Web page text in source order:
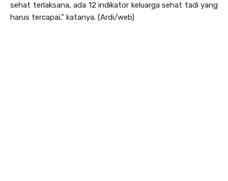
sehat terlaksana, ada 12 indikator keluarga sehat tadi yang
harus tercapai,” katanya. (Ardi/web)